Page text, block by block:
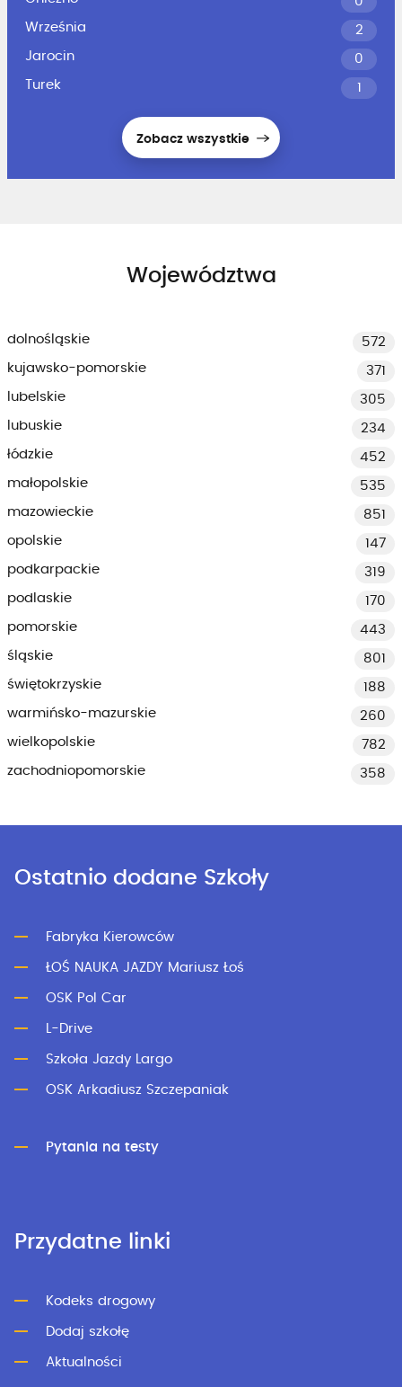
Września
2
Jarocin
0
Turek
1
Zobacz wszystkie
Województwa
dolnośląskie
572
kujawsko-pomorskie
371
lubelskie
305
lubuskie
234
łódzkie
452
małopolskie
535
mazowieckie
851
opolskie
147
podkarpackie
319
podlaskie
170
pomorskie
443
śląskie
801
świętokrzyskie
188
warmińsko-mazurskie
260
wielkopolskie
782
zachodniopomorskie
358
Ostatnio dodane Szkoły
Fabryka Kierowców
ŁOŚ NAUKA JAZDY Mariusz Łoś
OSK Pol Car
L-Drive
Szkoła Jazdy Largo
OSK Arkadiusz Szczepaniak
Pytania na testy
Przydatne linki
Kodeks drogowy
Dodaj szkołę
Aktualności